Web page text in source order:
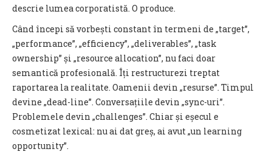
descrie lumea corporatistă. O produce.
Când începi să vorbești constant în termeni de „target”,
„performance”, „efficiency”, „deliverables”, „task
ownership” și „resource allocation”, nu faci doar
semantică profesională. Îți restructurezi treptat
raportarea la realitate. Oamenii devin „resurse”. Timpul
devine „dead-line”. Conversațiile devin „sync-uri”.
Problemele devin „challenges”. Chiar și eșecul e
cosmetizat lexical: nu ai dat greș, ai avut „un learning
opportunity”.